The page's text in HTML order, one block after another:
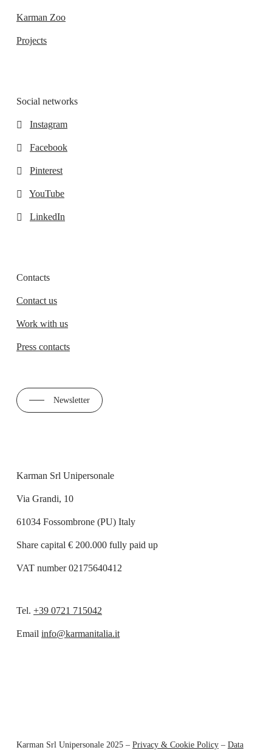
Karman Zoo
Projects
Social networks
Instagram
Facebook
Pinterest
YouTube
LinkedIn
Contacts
Contact us
Work with us
Press contacts
Newsletter
Karman Srl Unipersonale
Via Grandi, 10
61034 Fossombrone (PU) Italy
Share capital € 200.000 fully paid up
VAT number 02175640412
Tel.+39 0721 715042
Emailinfo@karmanitalia.it
Karman Srl Unipersonale 2025 – Privacy & Cookie Policy– Data